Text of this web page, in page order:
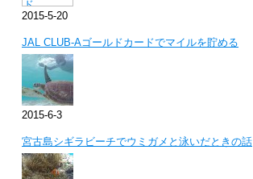
2015-5-20
JAL CLUB-Aゴールドカードでマイルを貯める
2015-6-3
宮古島シギラビーチでウミガメと泳いだときの話